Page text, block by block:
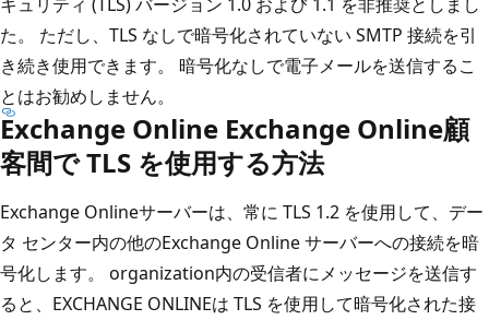
た。 ただし、TLS なしで暗号化されていない SMTP 接続を引
き続き使用できます。 暗号化なしで電子メールを送信するこ
とはお勧めしません。
Exchange Online Exchange Online顧
客間で TLS を使用する方法
Exchange Onlineサーバーは、常に TLS 1.2 を使用して、デー
タ センター内の他のExchange Online サーバーへの接続を暗
号化します。 organization内の受信者にメッセージを送信す
ると、EXCHANGE ONLINEは TLS を使用して暗号化された接